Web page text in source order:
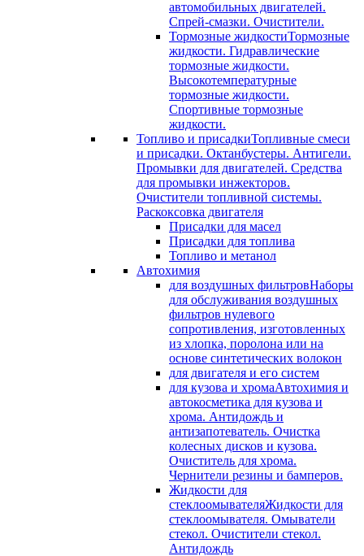
автомобильных двигателей.
Спрей-смазки. Очистители.
Тормозные жидкостиТормозные
жидкости. Гидравлические
тормозные жидкости.
Высокотемпературные
тормозные жидкости.
Спортивные тормозные
жидкости.
Топливо и присадкиТопливные смеси
и присадки. Октанбустеры. Антигели.
Промывки для двигателей. Средства
для промывки инжекторов.
Очистители топливной системы.
Раскоксовка двигателя
Присадки для масел
Присадки для топлива
Топливо и метанол
Автохимия
для воздушных фильтровНаборы
для обслуживания воздушных
фильтров нулевого
сопротивления, изготовленных
из хлопка, поролона или на
основе синтетических волокон
для двигателя и его систем
для кузова и хромаАвтохимия и
автокосметика для кузова и
хрома. Антидождь и
антизапотеватель. Очистка
колесных дисков и кузова.
Очиститель для хрома.
Чернители резины и бамперов.
Жидкости для
стеклоомывателяЖидкости для
стеклоомывателя. Омыватели
стекол. Очистители стекол.
Антидождь